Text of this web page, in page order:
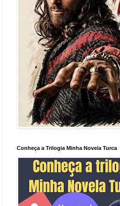
Conheça a Trilogia Minha Novela Turca